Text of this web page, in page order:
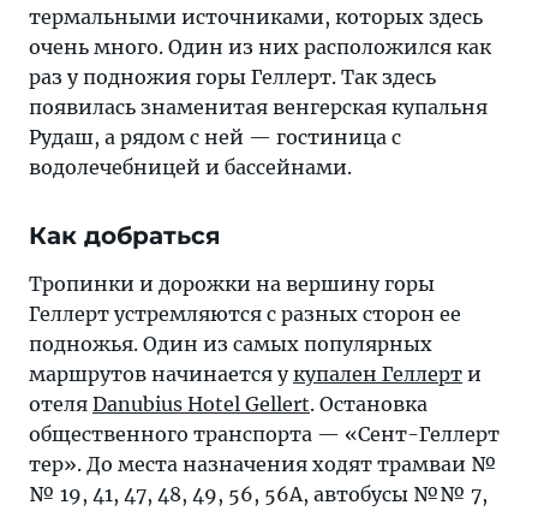
термальными источниками, которых здесь
очень много. Один из них расположился как
раз у подножия горы Геллерт. Так здесь
появилась знаменитая венгерская купальня
Рудаш, а рядом с ней — гостиница с
водолечебницей и бассейнами.
Как добраться
Тропинки и дорожки на вершину горы
Геллерт устремляются с разных сторон ее
подножья. Один из самых популярных
маршрутов начинается укупален Геллерт и
отеля Danubius Hotel Gellert. Остановка
общественного транспорта — «Сент-Геллерт
тер». До места назначения ходят трамваи №
№ 19, 41, 47, 48, 49, 56, 56A, автобусы №№ 7,